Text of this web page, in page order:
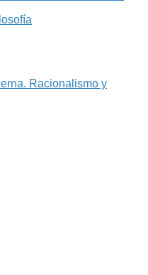
Racionalismo y